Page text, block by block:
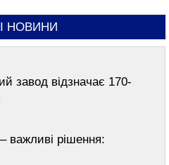
НОВИНИ
завод відзначає 170-
важливі рішення: